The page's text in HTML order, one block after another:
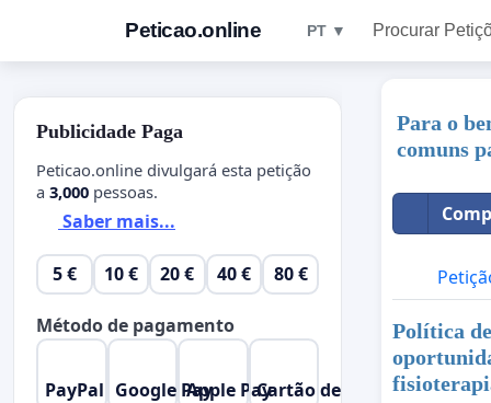
Peticao.online PT ▼ Procurar
Para o
comuns
Política
Publicidade Paga
Peticao.online divulgará esta petição
a 3,000 pessoas.
Saber mais...
5 € 10 € 20 € 40 € 80 €
Método de pagamento
PayPal Google PayApple PayCartão de Crédito